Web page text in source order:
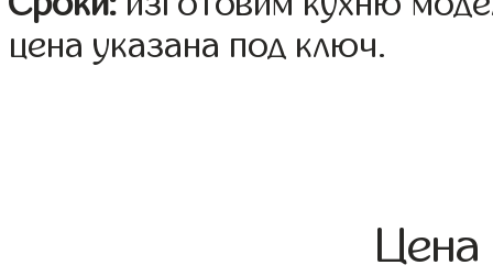
цена указана под ключ.
Цена